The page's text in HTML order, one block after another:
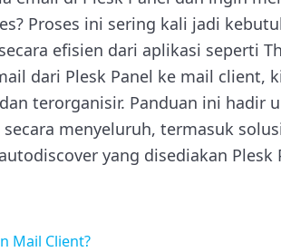
Proses ini sering kali jadi
efisien dari aplikasi seperti
dari Plesk Panel ke mail client,
terorganisir. Panduan ini hadir
menyeluruh, termasuk
yang disediakan Plesk
Mail Client?